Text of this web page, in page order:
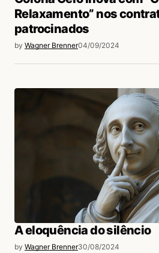
Relaxamento” nos
patrocinados
by Wagner Brenner04/09/2024
A eloquência do silêncio
by Wagner Brenner30/08/2024